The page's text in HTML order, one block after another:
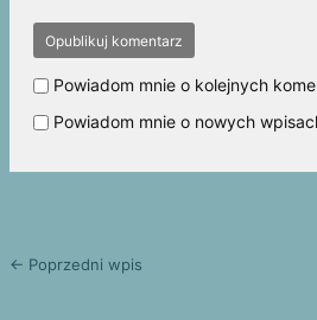
Powiadom mnie o kolejnych
Powiadom mnie o nowych
← Poprzedni wpis